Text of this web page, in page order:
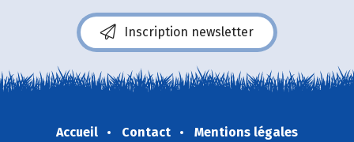
Inscription newsletter
Accueil Contact
Mentions légales